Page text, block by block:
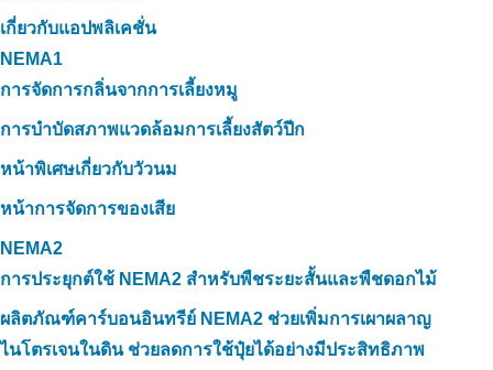
เกี่ยวกับแอปพลิเคชั่น
NEMA1
การจัดการกลิ่นจากการเลี้ยงหมู
การบำบัดสภาพแวดล้อมการเลี้ยงสัตว์ปีก
หน้าพิเศษเกี่ยวกับวัวนม
หน้าการจัดการของเสีย
NEMA2
การประยุกต์ใช้ NEMA2 สำหรับพืชระยะสั้นและพืชดอกไม้
ผลิตภัณฑ์คาร์บอนอินทรีย์ NEMA2 ช่วยเพิ่มการเผาผลาญ
ไนโตรเจนในดิน ช่วยลดการใช้ปุ๋ยได้อย่างมีประสิทธิภาพ